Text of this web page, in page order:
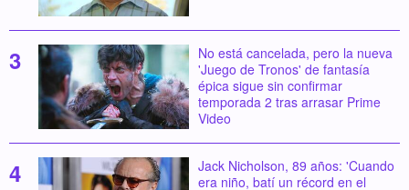
No está cancelada, pero la nueva
'Juego de Tronos' de fantasía
épica sigue sin confirmar
temporada 2 tras arrasar Prime
Video
Jack Nicholson, 89 años: 'Cuando
era niño, batí un récord en el